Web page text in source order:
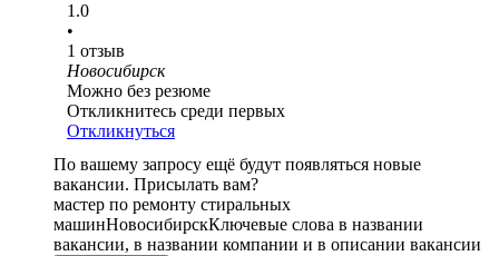
1.0
•
1 отзыв
Новосибирск
Можно без резюме
Откликнитесь среди первых
Откликнуться
По вашему запросу ещё будут появляться новые
вакансии. Присылать вам?
мастер по ремонту стиральных
машинНовосибирскКлючевые слова в названии
вакансии, в названии компании и в описании вакансии